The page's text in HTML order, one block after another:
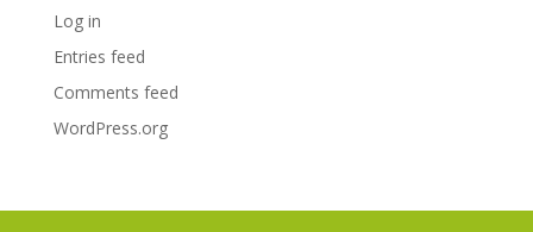
Log in
Entries feed
Comments feed
WordPress.org